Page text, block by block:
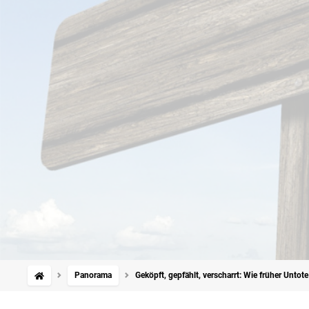
Panorama Geköpft, gepfählt, verscharrt: Wie früher